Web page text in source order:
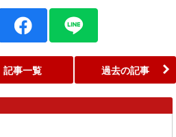
記事一覧 過去の記事